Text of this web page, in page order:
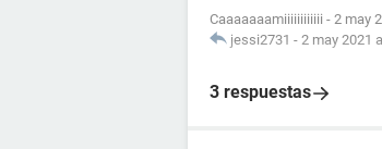
Caaaaaaamiiiiiiiiiiii - 2 may
jessi2731 - 2 may 2021
3 respuestas